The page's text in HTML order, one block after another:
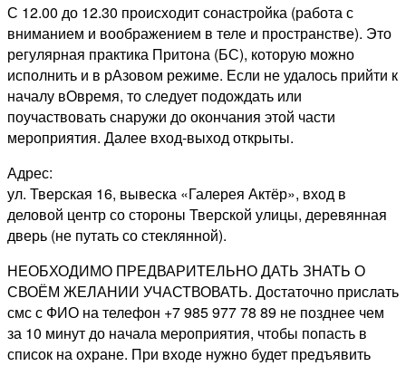
С 12.00 до 12.30 происходит сонастройка (работа с
вниманием и воображением в теле и пространстве). Это
регулярная практика Притона (БС), которую можно
исполнить и в рАзовом режиме. Если не удалось прийти к
началу вОвремя, то следует подождать или
поучаствовать снаружи до окончания этой части
мероприятия. Далее вход-выход открыты.
Адрес:
ул. Тверская 16, вывеска «Галерея Актёр», вход в
деловой центр со стороны Тверской улицы, деревянная
дверь (не путать со стеклянной).
НЕОБХОДИМО ПРЕДВАРИТЕЛЬНО ДАТЬ ЗНАТЬ О
СВОЁМ ЖЕЛАНИИ УЧАСТВОВАТЬ. Достаточно прислать
смс с ФИО на телефон +7 985 977 78 89 не позднее чем
за 10 минут до начала мероприятия, чтобы попасть в
список на охране. При входе нужно будет предъявить